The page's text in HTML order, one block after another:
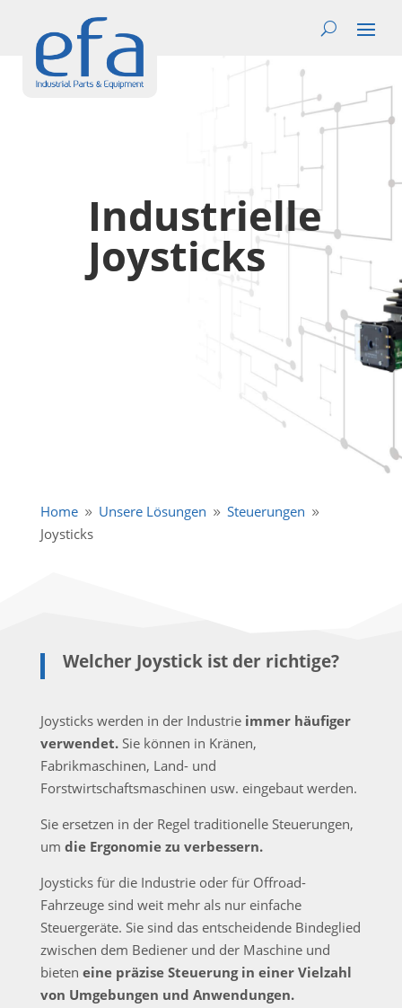
Industrielle
Joysticks
Home 9 Unsere Lösungen 9 Steuerungen 9
Joysticks
Welcher Joystick ist der richtige?
Joysticks werden in der Industrie immer häufiger
verwendet.Sie können in Kränen,
Fabrikmaschinen, Land- und
Forstwirtschaftsmaschinen usw. eingebaut werden.
Sie ersetzen in der Regel traditionelle Steuerungen,
um die Ergonomie zu verbessern.
Joysticks für die Industrie oder für Offroad-
Fahrzeuge sind weit mehr als nur einfache
Steuergeräte. Sie sind das entscheidende Bindeglied
zwischen dem Bediener und der Maschine und
bieten eine präzise Steuerung in einer Vielzahl
von Umgebungen und Anwendungen.